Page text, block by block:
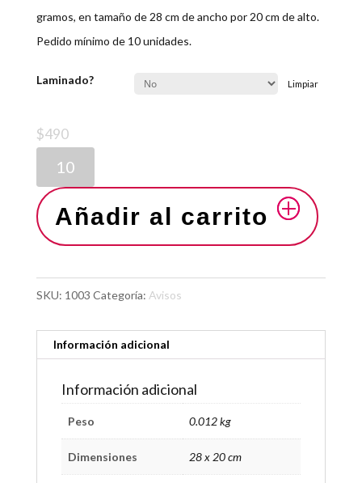
gramos, en tamaño de 28 cm de ancho por 20 cm de alto.
Pedido mínimo de 10 unidades.
Laminado? Limpiar
$490
Añadir al carrito
SKU: 1003 Categoría: Avisos
Información adicional
Información adicional
Peso 0.012 kg
Dimensiones 28 x 20 cm